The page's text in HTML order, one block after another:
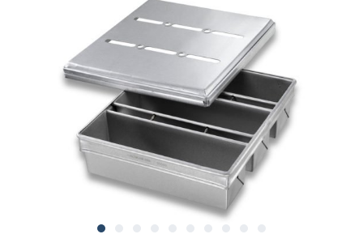
Moldes de Pan & Bandejas para Hornear en
Recubrimientos y Mantenimiento
Más Soluciones
Contacto
American Pan
COMPLETE EL SIGUIENTE
FORMULARIO PARA RECIBIR UNA
COPIA GRATUITA DEL DOCUMENTO
SOLICITADO.
(Obligatorio)
(Obligatorio)